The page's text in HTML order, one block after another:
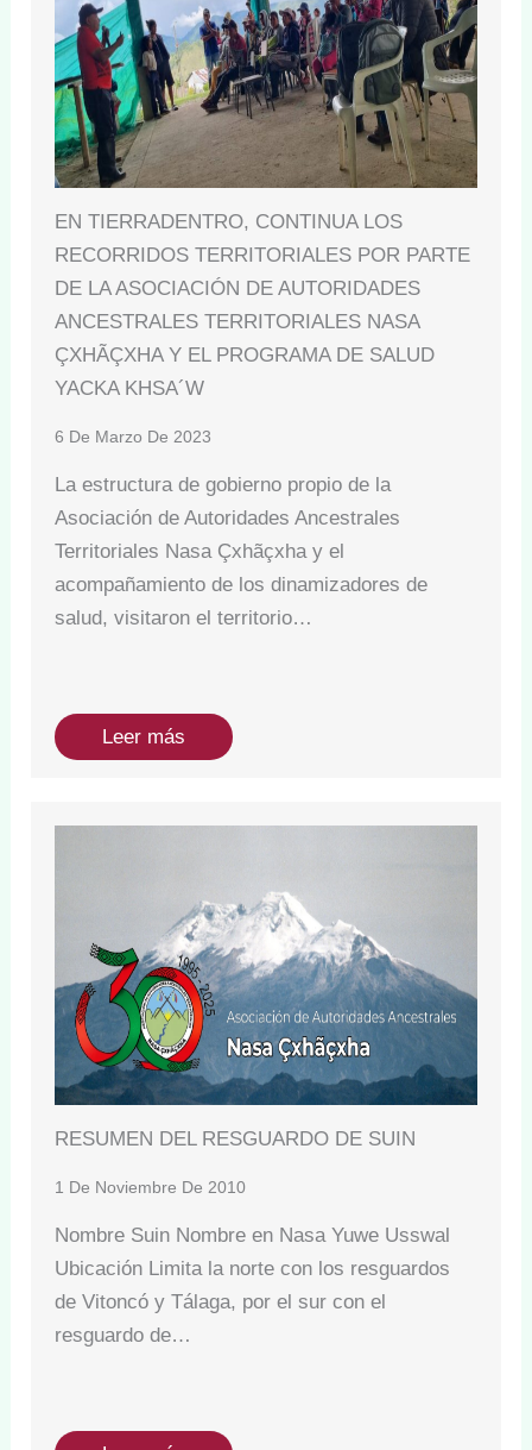
EN TIERRADENTRO, CONTINUA LOS
RECORRIDOS TERRITORIALES POR PARTE
DE LA ASOCIACIÓN DE AUTORIDADES
ANCESTRALES TERRITORIALES NASA
ÇXHÃÇXHA Y EL PROGRAMA DE SALUD
YACKA KHSA´W
6 De Marzo De 2023
La estructura de gobierno propio de la
Asociación de Autoridades Ancestrales
Territoriales Nasa Çxhãçxha y el
acompañamiento de los dinamizadores de
salud, visitaron el territorio…
Leer más
RESUMEN DEL RESGUARDO DE SUIN
1 De Noviembre De 2010
Nombre Suin Nombre en Nasa Yuwe Usswal
Ubicación Limita la norte con los resguardos
de Vitoncó y Tálaga, por el sur con el
resguardo de…